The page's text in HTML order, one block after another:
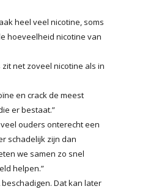
heel veel nicotine, soms
hoeveelheid nicotine van
zit net zoveel nicotine als in
en crack de meest
er bestaat.”
ouders onterecht een
schadelijk zijn dan
we samen zo snel
helpen.”
beschadigen. Dat kan later